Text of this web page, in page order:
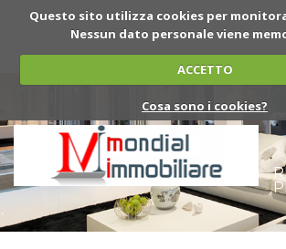
Questo sito utilizza cookies per
Nessun dato personale viene
ACCETTO
Cosa sono i cookies?